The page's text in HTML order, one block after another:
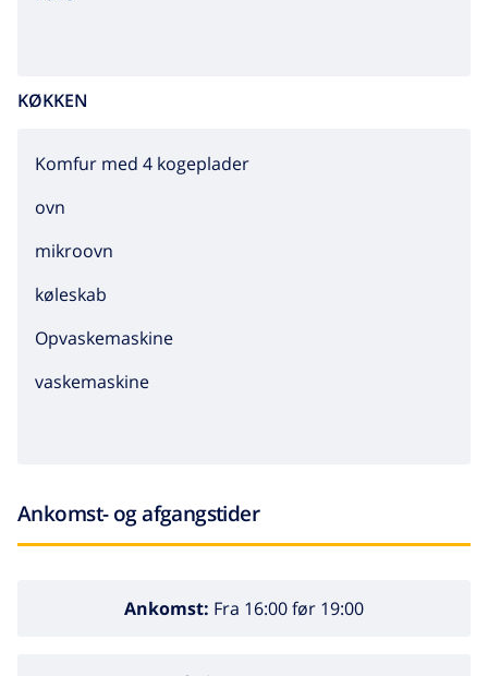
KØKKEN
Komfur med 4 kogeplader
ovn
mikroovn
køleskab
Opvaskemaskine
vaskemaskine
Ankomst- og afgangstider
Ankomst: Fra 16:00 før 19:00